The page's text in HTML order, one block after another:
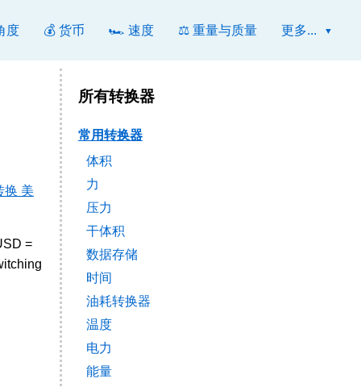
度 💰 货币 🏎️ 速度 ⚖️ 重量与质量 更多...
换 美
=
所有转换器
常用转换器
体积
力
压力
干体积
数据存储
时间
油耗转换器
温度
电力
能量